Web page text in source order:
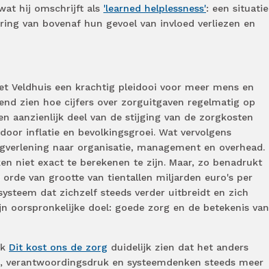
hij omschrijft als 'learned helplessness': een situatie
van bovenaf hun gevoel van invloed verliezen en
Veldhuis een krachtig pleidooi voor meer mens en
zien hoe cijfers over zorguitgaven regelmatig op
aanzienlijk deel van de stijging van de zorgkosten
inflatie en bevolkingsgroei. Wat vervolgens
naar organisatie, management en overhead.
niet exact te berekenen te zijn. Maar, zo benadrukt
van grootte van tientallen miljarden euro's per
dat zichzelf steeds verder uitbreidt en zich
oorspronkelijke doel: goede zorg en de betekenis van
Dit kost ons de zorg duidelijk zien dat het anders
en systeemdenken steeds meer